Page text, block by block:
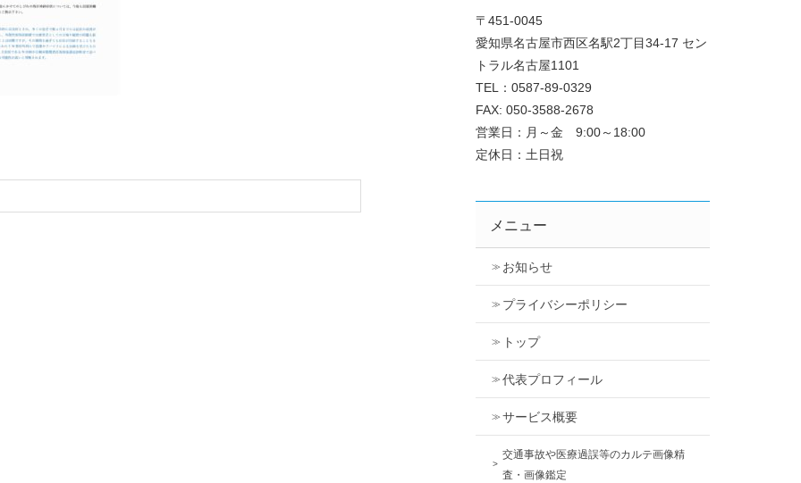
〒451-0045
愛知県名古屋市西区名駅2丁目34-17 セン
トラル名古屋1101
TEL：0587-89-0329
FAX: 050-3588-2678
営業日：月～金 9:00～18:00
定休日：土日祝
メニュー
お知らせ
プライバシーポリシー
トップ
代表プロフィール
サービス概要
交通事故や医療過誤等のカルテ画像精
査・画像鑑定